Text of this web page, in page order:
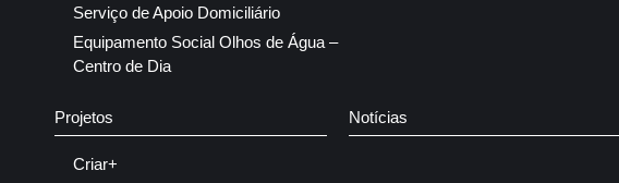
Serviço de Apoio Domiciliário
Equipamento Social Olhos de Água –
Centro de Dia
Projetos
Criar+
Notícias